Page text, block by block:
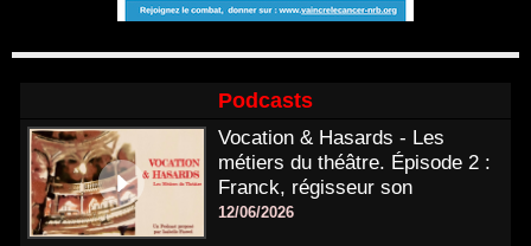
Podcasts
Vocation & Hasards - Les
métiers du théâtre. Épisode 2 :
Franck, régisseur son
12/06/2026